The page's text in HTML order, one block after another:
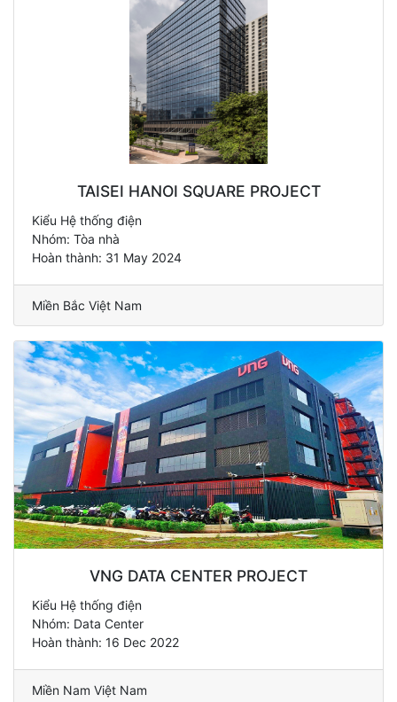
TAISEI HANOI SQUARE PROJECT
Kiểu Hệ thống điện
Nhóm: Tòa nhà
Hoàn thành: 31 May 2024
Miền Bắc Việt Nam
VNG DATA CENTER PROJECT
Kiểu Hệ thống điện
Nhóm: Data Center
Hoàn thành: 16 Dec 2022
Miền Nam Việt Nam